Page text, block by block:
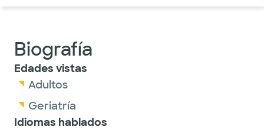
Biografía
Edades vistas
Adultos
Geriatría
Idiomas hablados